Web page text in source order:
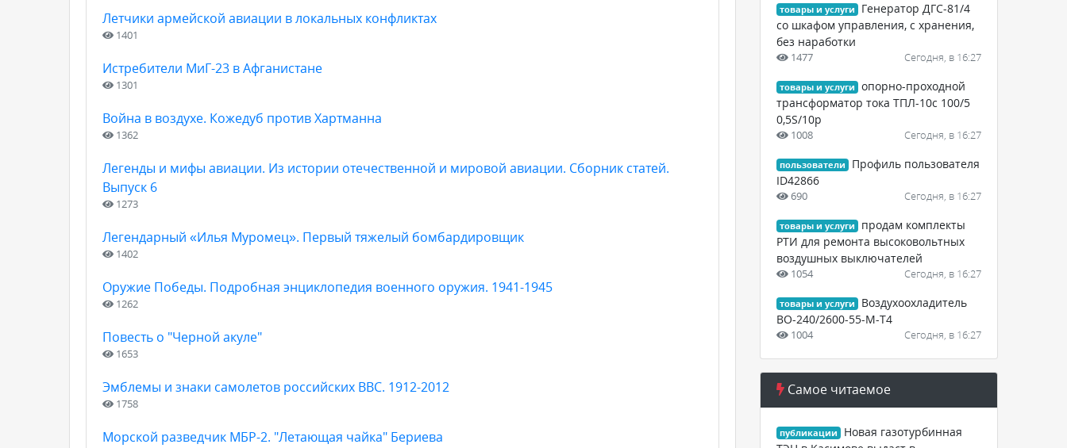
Летчики армейской авиации в локальных конфликтах
1401
Истребители МиГ-23 в Афганистане
1301
Война в воздухе. Кожедуб против Хартманна
1362
Легенды и мифы авиации. Из истории отечественной и мировой авиации. Сборник статей.
Выпуск 6
1273
Легендарный «Илья Муромец». Первый тяжелый бомбардировщик
1402
Оружие Победы. Подробная энциклопедия военного оружия. 1941-1945
1262
Повесть о "Черной акуле"
1653
Эмблемы и знаки самолетов российских ВВС. 1912-2012
1758
Морской разведчик МБР-2. "Летающая чайка" Бериева
товары и услуги
Генератор ДГС-81/4
со шкафом управления, с хранения,
без наработки
1477 Сегодня, в 16:27
товары и услуги
опорно-проходной
трансформатор тока ТПЛ-10с 100/5
0,5S/10р
1008 Сегодня, в 16:27
пользователи
Профиль пользователя
ID42866
690 Сегодня, в 16:27
товары и услуги
продам комплекты
РТИ для ремонта высоковольтных
воздушных выключателей
1054 Сегодня, в 16:27
товары и услуги
Воздухоохладитель
ВО-240/2600-55-М-Т4
1004 Сегодня, в 16:27
Самое читаемое
публикации
Новая газотурбинная